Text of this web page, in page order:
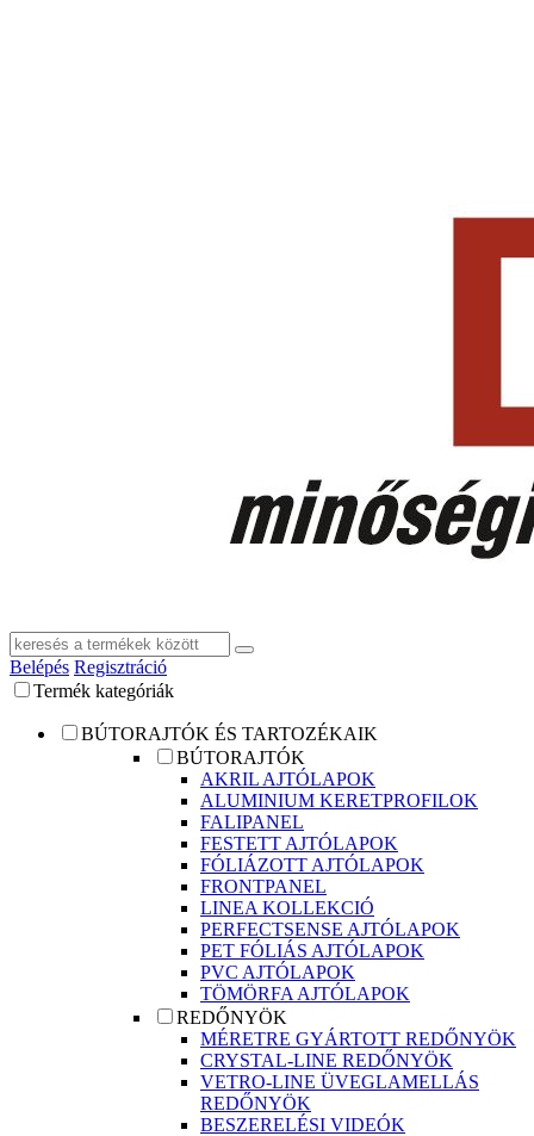
Belépés Regisztráció
Termék kategóriák
BÚTORAJTÓK ÉS TARTOZÉKAIK
BÚTORAJTÓK
AKRIL AJTÓLAPOK
ALUMINIUM KERETPROFILOK
FALIPANEL
FESTETT AJTÓLAPOK
FÓLIÁZOTT AJTÓLAPOK
FRONTPANEL
LINEA KOLLEKCIÓ
PERFECTSENSE AJTÓLAPOK
PET FÓLIÁS AJTÓLAPOK
PVC AJTÓLAPOK
TÖMÖRFA AJTÓLAPOK
REDŐNYÖK
MÉRETRE GYÁRTOTT REDŐNYÖK
CRYSTAL-LINE REDŐNYÖK
VETRO-LINE ÜVEGLAMELLÁS
REDŐNYÖK
BESZERELÉSI VIDEÓK